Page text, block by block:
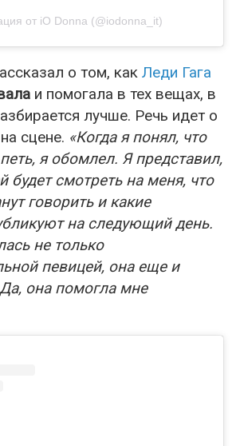
от iO Donna (@iodonna_it)
о том, как Леди Гага
и помогала в тех вещах, в
лучше. Речь идет о
сцене. «Когда я понял, что
я обомлел. Я представил,
будет смотреть на меня, что
говорить и какие
на следующий день.
не только
певицей, она еще и
она помогла мне